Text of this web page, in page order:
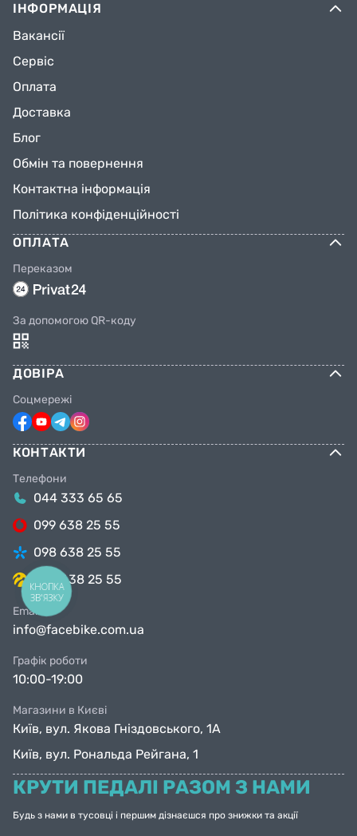
ІНФОРМАЦІЯ
Вакансії
Сервіс
Оплата
Доставка
Блог
Обмін та повернення
Контактна інформація
Політика конфіденційності
ОПЛАТА
Переказом
За допомогою QR-коду
ДОВІРА
Соцмережі
КОНТАКТИ
Телефони
044 333 65 65
099 638 25 55
098 638 25 55
063 638 25 55
Email
info@facebike.com.ua
Графік роботи
10:00-19:00
Магазини в Києві
Київ, вул. Якова Гніздовського, 1А
Київ, вул. Рональда Рейгана, 1
КРУТИ ПЕДАЛІ РАЗОМ З НАМИ
Будь з нами в тусовці і першим дізнаєшся про знижки та акції
КНОПКА
ЗВ'ЯЗКУ